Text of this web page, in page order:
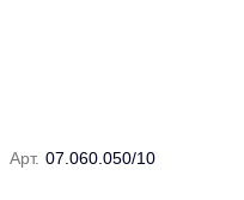
Арт. 07.060.050/10